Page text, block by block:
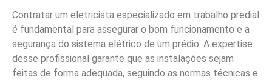
Contratar um eletricista especializado em trabalho predial
é fundamental para assegurar o bom funcionamento e a
segurança do sistema elétrico de um prédio. A expertise
desse profissional garante que as instalações sejam
feitas de forma adequada, seguindo as normas técnicas e